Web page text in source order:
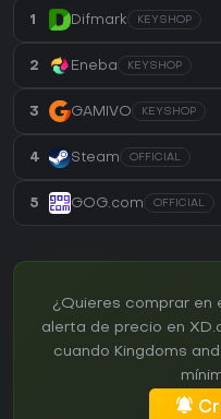
1 Difmark KEYSHOP
2 Eneba KEYSHOP
3 GAMIVO KEYSHOP
4 Steam OFFICIAL
5 GOG.com OFFICIAL
¿Quieres comprar en
alerta de precio en
cuando Kingdoms